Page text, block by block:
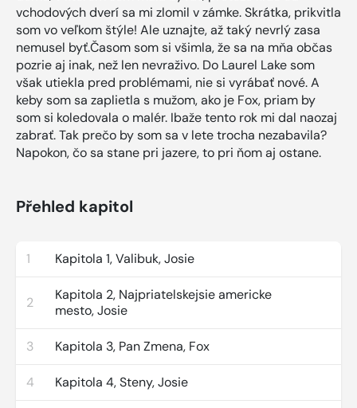
vchodových dverí sa mi zlomil v zámke. Skrátka, prikvitla
som vo veľkom štýle! Ale uznajte, až taký nevrlý zasa
nemusel byť.Časom som si všimla, že sa na mňa občas
pozrie aj inak, než len nevraživo. Do Laurel Lake som
však utiekla pred problémami, nie si vyrábať nové. A
keby som sa zaplietla s mužom, ako je Fox, priam by
som si koledovala o malér. Ibaže tento rok mi dal naozaj
zabrať. Tak prečo by som sa v lete trocha nezabavila?
Napokon, čo sa stane pri jazere, to pri ňom aj ostane.
Přehled kapitol
1 Kapitola 1, Valibuk, Josie
2
Kapitola 2, Najpriatelskejsie americke
mesto, Josie
3 Kapitola 3, Pan Zmena, Fox
4 Kapitola 4, Steny, Josie